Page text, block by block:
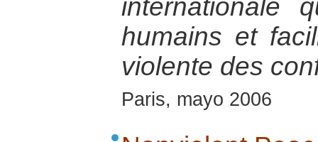
internationale
humains et
violente des
Paris, mayo 2006